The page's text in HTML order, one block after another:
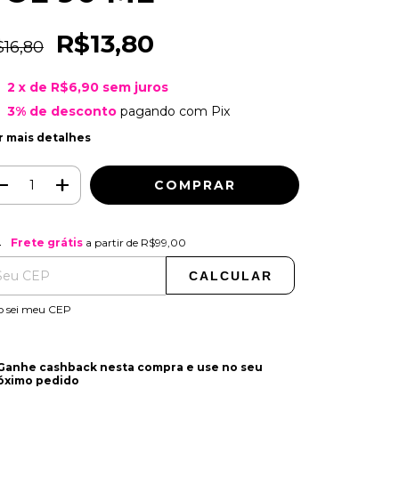
R$13,80
2 x de R$6,90 sem juros
3% de descontopagando com Pix
mais detalhes
grátis
para o CEP: ALTERAR CEP
Frete grátisa partir de R$99,00
CALCULAR
sei meu CEP
cashback nesta compra e use no seu
pedido